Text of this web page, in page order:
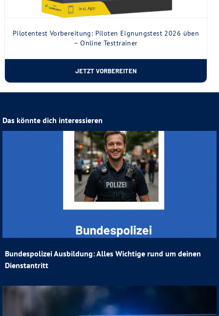
Pilotentest Vorbereitung: Piloten Eignungstest 2026 üben
– Online Testtrainer
JETZT VORBEREITEN
Das könnte dich interessieren
Bundespolizei Ausbildung: Alles Wichtige rund um deinen
Dienstantritt